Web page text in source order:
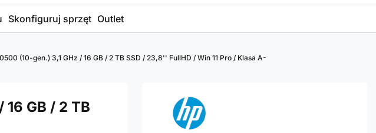
Skonfiguruj sprzęt Outlet
(10-gen.) 3,1 GHz / 16 GB / 2 TB SSD / 23,8'' FullHD / Win 11 Pro / Klasa A-
GB / 2 TB